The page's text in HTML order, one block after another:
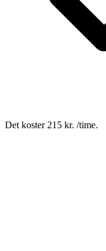
Det koster 215 kr. /time.